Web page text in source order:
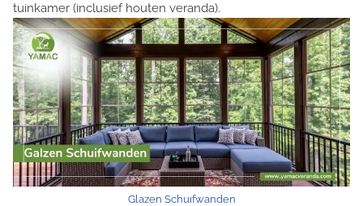
tuinkamer (inclusief houten veranda).
Glazen Schuıfwanden